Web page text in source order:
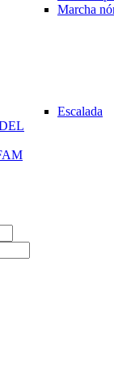
Marcha
Escalada